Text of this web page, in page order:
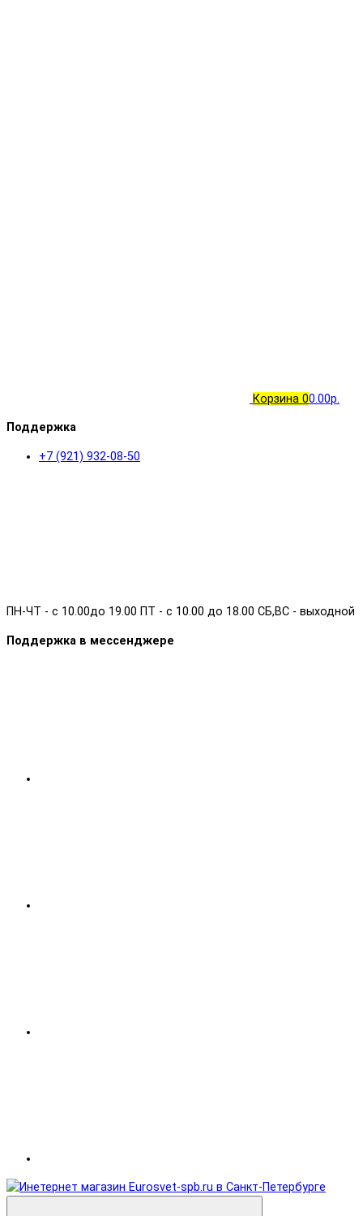
Корзина 00.00р.
Поддержка
+7 (921) 932-08-50
ПН-ЧТ - с 10.00до 19.00 ПТ - с 10.00 до 18.00 СБ,ВС - выходной
Поддержка в мессенджере